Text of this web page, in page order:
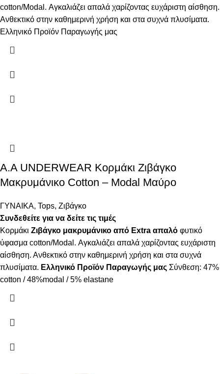
cotton/Modal. Αγκαλιάζει απαλά χαρίζοντας ευχάριστη αίσθηση.
Ανθεκτικό στην καθημερινή χρήση και στα συχνά πλυσίματα.
Ελληνικό Προϊόν Παραγωγής μας
A.A UNDERWEAR Κορμάκι Ζιβάγκο
Μακρυμάνικο Cotton – Modal Μαύρο
ΓΥΝΑΙΚΑ, Tops, Ζιβάγκο
Συνδεθείτε για να δείτε τις τιμές
Κορμάκι Ζιβάγκο μακρυμάνικο από Extra απαλό φυτικό
ύφασμα cotton/Modal. Αγκαλιάζει απαλά χαρίζοντας ευχάριστη
αίσθηση. Ανθεκτικό στην καθημερινή χρήση και στα συχνά
πλυσίματα. Ελληνικό Προϊόν Παραγωγής μας Σύνθεση: 47%
cotton / 48%modal / 5% elastane